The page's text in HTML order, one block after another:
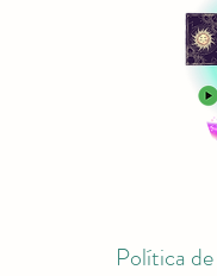
Política